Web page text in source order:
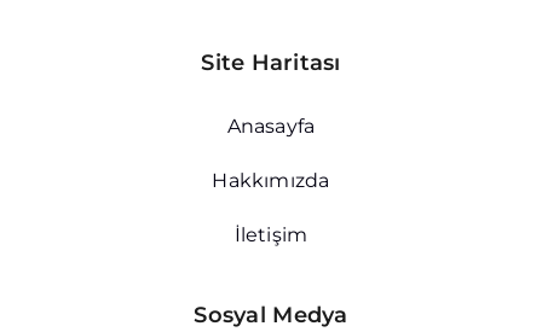
Site Haritası
Anasayfa
Hakkımızda
İletişim
Sosyal Medya